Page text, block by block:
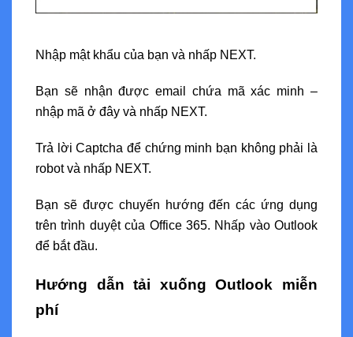
Nhập mật khẩu của bạn và nhấp NEXT.
Bạn sẽ nhận được email chứa mã xác minh –
nhập mã ở đây và nhấp NEXT.
Trả lời Captcha để chứng minh bạn không phải là
robot và nhấp NEXT.
Bạn sẽ được chuyến hướng đến các ứng dụng
trên trình duyệt của Office 365. Nhấp vào Outlook
để bắt đầu.
Hướng dẫn tải xuống Outlook miễn
phí